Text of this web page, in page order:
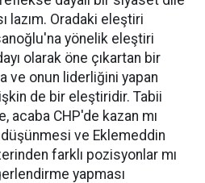
lazım. Oradaki eleştiri
yönelik eleştiri
olarak öne çıkartan bir
ve onun liderliğini yapan
de bir eleştiridir. Tabii
acaba CHP'de kazan mı
düşünmesi ve Eklemeddin
farklı pozisyonlar mı
yapması